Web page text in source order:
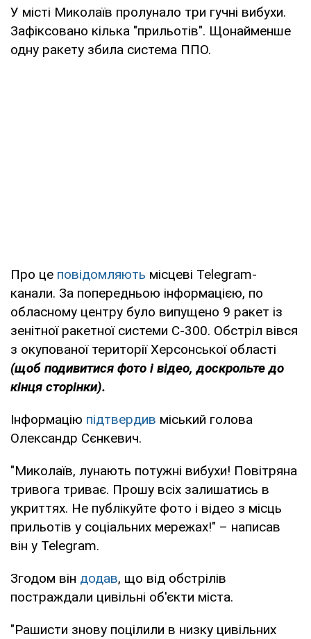
У місті Миколаїв пролунало три гучні вибухи.
Зафіксовано кілька "прильотів". Щонайменше
одну ракету збила система ППО.
Про це повідомляють місцеві Telegram-
канали. За попередньою інформацією, по
обласному центру було випущено 9 ракет із
зенітної ракетної системи С-300. Обстріл вівся
з окупованої території Херсонської області
(щоб подивитися фото і відео, доскрольте до
кінця сторінки).
Інформацію підтвердив міський голова
Олександр Сєнкевич.
"Миколаїв, лунають потужні вибухи! Повітряна
тривога триває. Прошу всіх залишатись в
укриттях. Не публікуйте фото і відео з місць
прильотів у соціальних мережах!" – написав
він у Telegram.
Згодом він додав, що від обстрілів
постраждали цивільні об'єкти міста.
"Рашисти знову поцілили в низку цивільних